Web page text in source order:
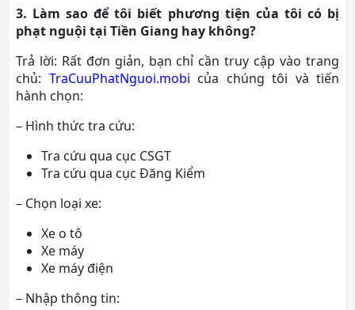
3. Làm sao để tôi biết phương tiện của tôi có bị
phạt nguội tại Tiền Giang hay không?
Trả lời: Rất đơn giản, bạn chỉ cần truy cập vào trang
chủ: TraCuuPhatNguoi.mobi của chúng tôi và tiến
hành chọn:
– Hình thức tra cứu:
Tra cứu qua cục CSGT
Tra cứu qua cục Đăng Kiểm
– Chọn loại xe:
Xe o tô
Xe máy
Xe máy điện
– Nhập thông tin: